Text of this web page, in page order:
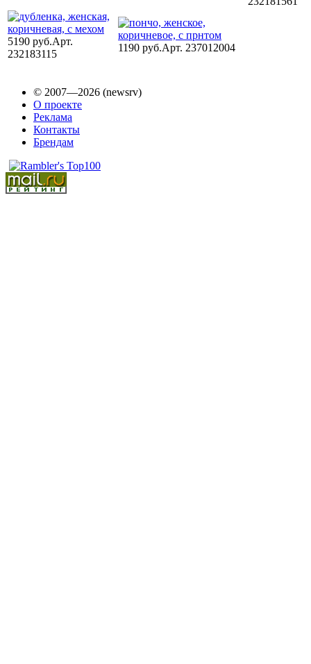
5190 руб.Арт.
232183115
1190 руб.Арт. 237012004
© 2007—2026 (newsrv)
О проекте
Реклама
Контакты
Брендам